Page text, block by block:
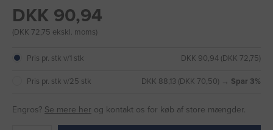
DKK 90,94
(DKK 72,75 ekskl. moms)
Pris pr. stk v/1 stk DKK 90,94 (DKK 72,75)
Pris pr. stk v/25 stk DKK 88,13 (DKK 70,50) → Spar 3%
Engros? Se mere her og kontakt os for køb af store mængder.